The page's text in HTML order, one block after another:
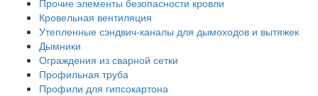
Прочие элементы безопасности кровли
Кровельная вентиляция
Утепленные сэндвич-каналы для дымоходов и вытяжек
Дымники
Ограждения из сварной сетки
Профильная труба
Профили для гипсокартона